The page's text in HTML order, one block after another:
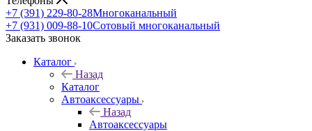
Сравнение0 Отложенные 0
Телефоны
+7 (391) 229-80-28Многоканальный
+7 (931) 009-88-10Сотовый многоканальный
Заказать звонок